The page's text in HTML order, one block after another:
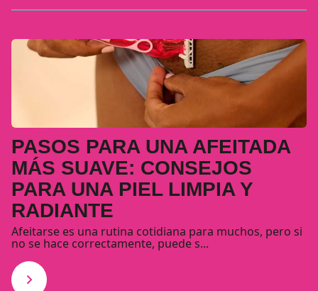
PASOS PARA UNA AFEITADA
MÁS SUAVE: CONSEJOS
PARA UNA PIEL LIMPIA Y
RADIANTE
Afeitarse es una rutina cotidiana para muchos, pero si
no se hace correctamente, puede s...